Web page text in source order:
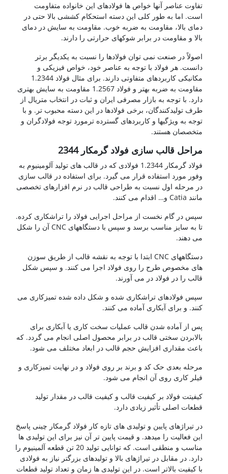
تفاوت عناصر آنها خواص ها فولادهای این خانواده متفاومت
است. اما به طور کلی این دسته استحکام کششی بالا حتی در
دمای بالا، مقاومت به ضربه خوب. مقاومت به سایش در دمای
بالا و مقاومت در برابر شوکهای حرارتی را دارند.
اصولاً در صنعت نمی توان فولادها را نسبت به یکدیگر برتر
دانست. هر فولاد با توجه به عناصر خود، خواص فیزیکی و
مکانیکی کاربردهای متفاوتی دارند. برای مثال فولاد 1.2344
مقاومت به ضربه بهتر و فولاد 1.2567 مقاومت به سایش بهتری
دارد. با توجه به بازار مصرفی ایران و ثبات در انتخاب متریال از
طرف تولیدکنندگان، برخی فولادها در این دسته محبوب تر. و با
توجه به ویژگیها و کاربردهای گسترده ترمورد توجه فولادگران و
متخصصان هستند.
مراحل قالب سازی فولاد گرمکار 2344
فولاد گرمکار 1.2344 فولادی که در قالب های تولید آلومینیوم به
وفور مورد استفاده قرار می گیرد. برای استفاده در قالب سازی
در مرحله اول نسبت به طراحی قالب در نرم افزارهای تخصصی
مانند Catia و… اقدام می کنند.
سپس در گام نخست از مراحل اجرایی فولاد را تراشکاری کرده.
تا به سایز مناسب برسد و سپس با دستگاههای CNC آن را شکل
می دهند.
دستگاههای CNC ابتدا با توجه به نقشه قالب از طریق سوزن
های مخصوص طرح را روی فولاد اجرا می کنند. و سپس شکل
قالب را در فولاد در می آورند.
سپس فولادهای تراشکاری شده و شکل داده شده تمیزکاری می
کنند. و برای آبکاری آماده می کنند.
پس از آماده شدن قالب عملیات سخت کاری یا آبکاری برای
بالابردن سختی قالب در برابر محصول اصلی انجام می گردد. که
باعث مقداری افزایش حجم قالب در ابعاد مختلف می شود.
مرحله بعدی حک کد و برند بر روی فولاد و در نهایت تمیزکاری و
فیلر کاری روی آن انجام می شود.
کیفیتت فولاد بر کیفیت قالب و کیفیت قالب در مقدار تولید
قطعات اصلی تأثیر زیادی دارد.
در تیراژهای پایین و تولیدی های تازه کار فولاد گرمکار چینی پاسخ
این فعالیت را میدهد. و قیمت پایین تر آن نیز برای این تولیدی ها
مناسب و منطقی است. که توانایی تولید 20 تن قطعه آلمینیوم را
دارد. در مقابل در تیراژهای بالا و تولیدهای بزرگتر نیاز به فولادی
با کیفیت بالاتر است. در این تولیدی ها زمان و تعداد تولید قطعات